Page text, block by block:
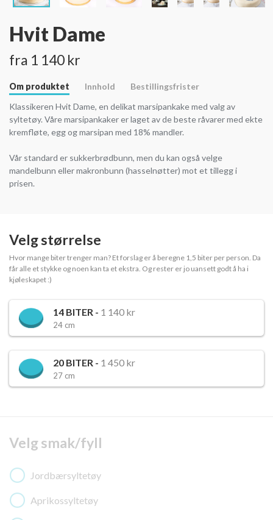
Hvit Dame
fra 1 140 kr
Om produktet Innhold
Bestillingsfrister
Klassikeren Hvit Dame, en delikat marsipankake med valg av
syltetøy. Våre marsipankaker er laget av de beste råvarer med ekte
kremfløte, egg og marsipan med 18% mandler.
Vår standard er sukkerbrødbunn, men du kan også velge
mandelbunn eller makronbunn (hasselnøtter) mot et tillegg i
prisen.
Velg størrelse
Hvor mange biter trenger man? Et forslag er å beregne 1,5 biter per person. Da
får alle et stykke og noen kan ta et ekstra. Og rester er jo uansett godt å ha i
kjøleskapet :)
14 BITER - 1 140 kr
24 cm
20 BITER - 1 450 kr
27 cm
Velg smak/fyll
Jordbærsyltetøy
Aprikossyltetøy